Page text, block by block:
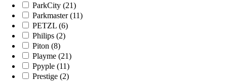
ParkCity (21)
Parkmaster (11)
PETZL (6)
Philips (2)
Piton (8)
Playme (21)
Ppyple (11)
Prestige (2)